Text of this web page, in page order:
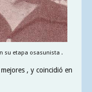
su etapa osasunista .
, y coincidió en